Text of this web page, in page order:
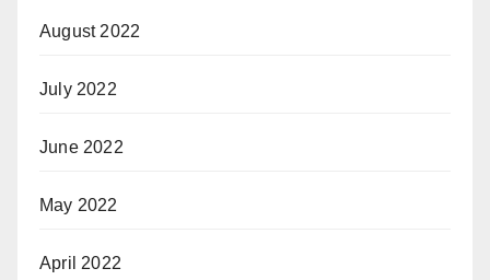
August 2022
July 2022
June 2022
May 2022
April 2022